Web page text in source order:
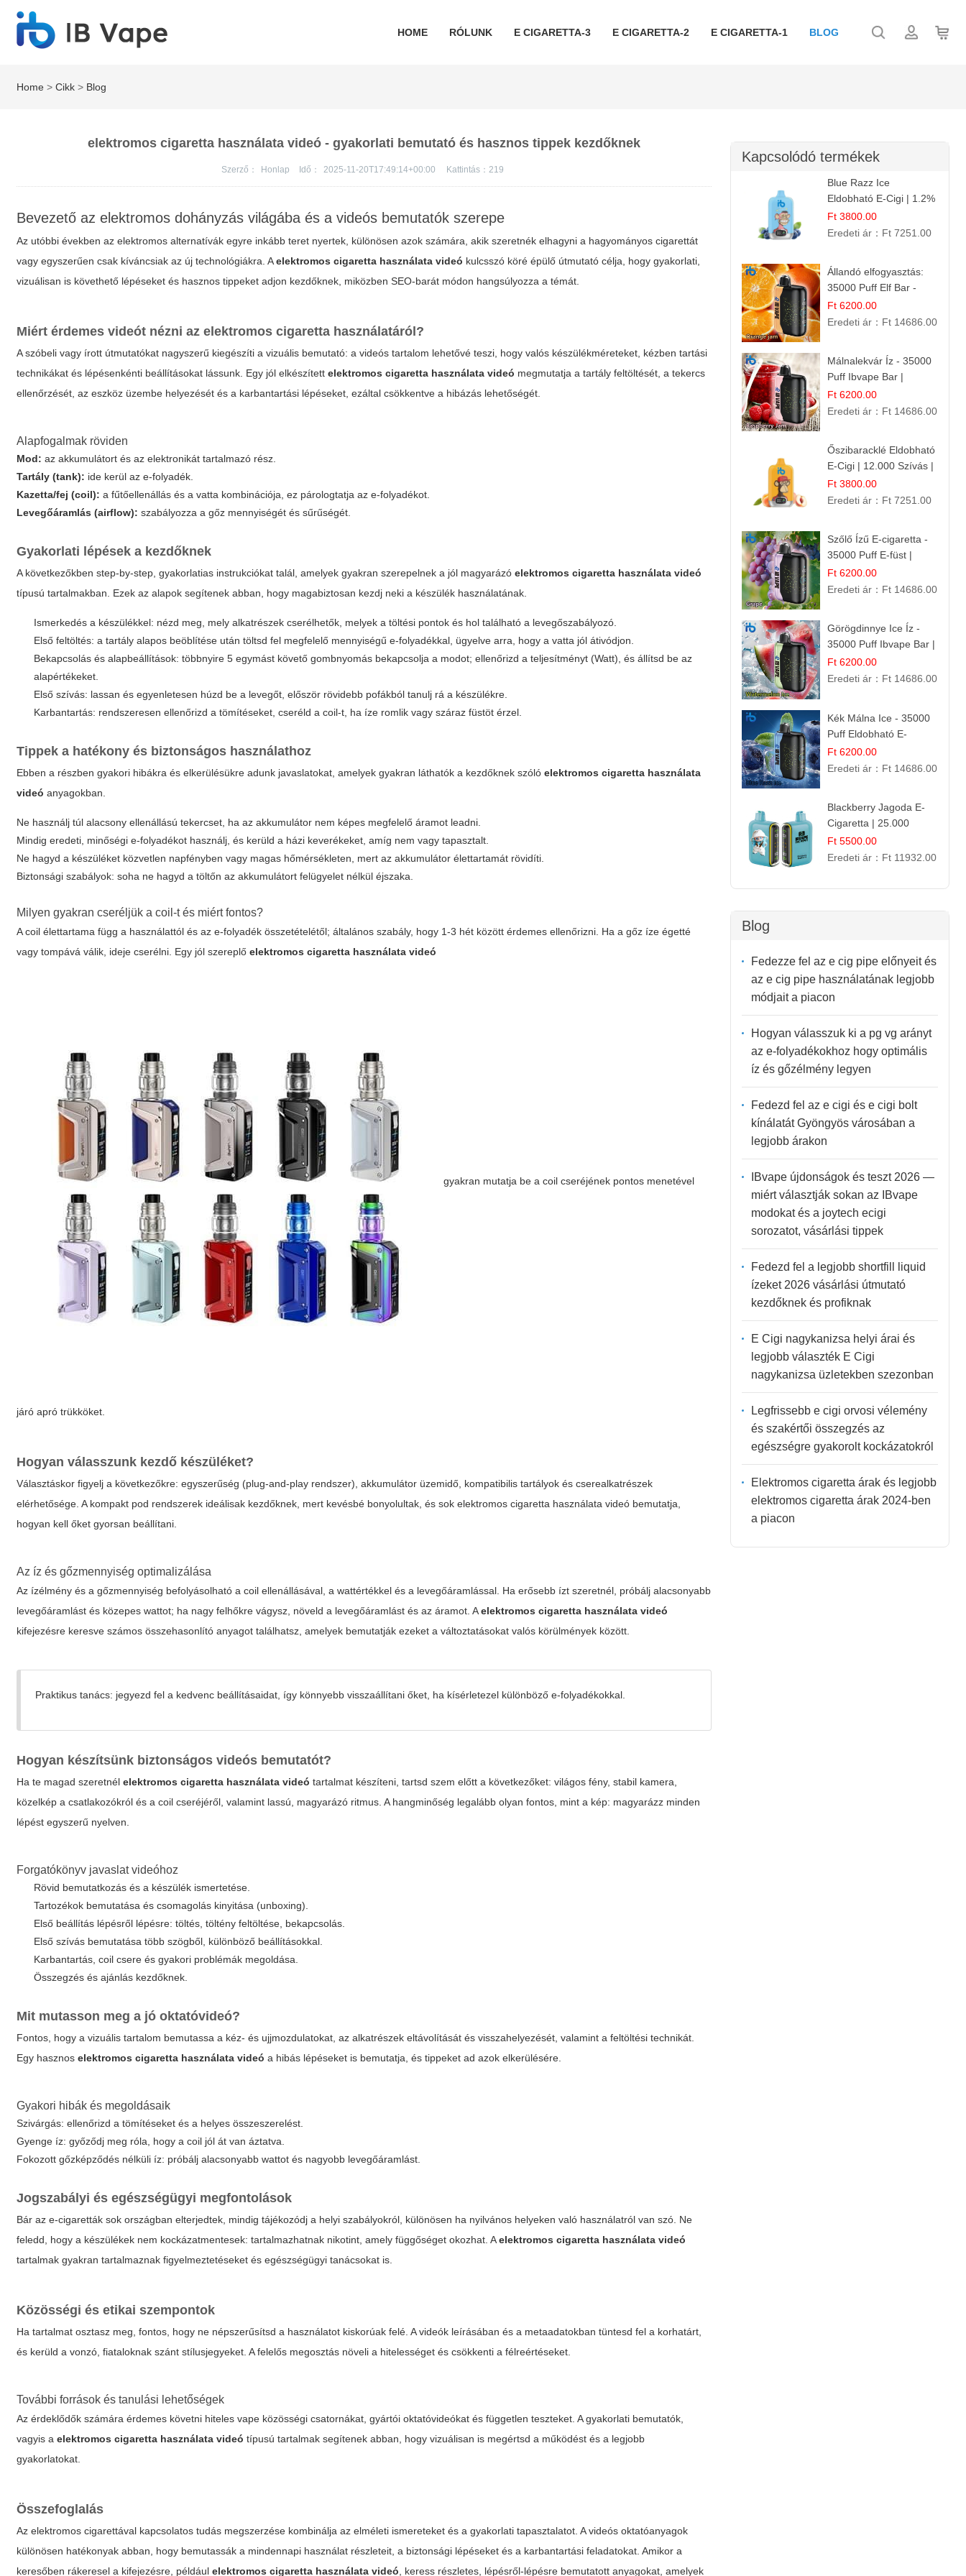
HOME RÓLUNK E CIGARETTA-3 E CIGARETTA-2 E CIGARETTA-1 BLOG
Home >Cikk > Blog
elektromos cigaretta használata videó - gyakorlati bemutató és hasznos tippek kezdőknek
Szerző： Honlap Idő： 2025-11-20T17:49:14+00:00 Kattintás： 219
Bevezető az elektromos dohányzás világába és a videós bemutatók szerepe
Az utóbbi években az elektromos alternatívák egyre inkább teret nyertek, különösen azok számára, akik szeretnék elhagyni a hagyományos cigarettát
vagy egyszerűen csak kíváncsiak az új technológiákra. Aelektromos cigaretta használata videó kulcsszó köré épülő útmutató célja, hogy gyakorlati,
vizuálisan is követhető lépéseket és hasznos tippeket adjon kezdőknek, miközben SEO-barát módon hangsúlyozza a témát.
Miért érdemes videót nézni az elektromos cigaretta használatáról?
A szóbeli vagy írott útmutatókat nagyszerű kiegészíti a vizuális bemutató: avideós tartalom lehetővé teszi, hogy valós készülékméreteket, kézben tartási
technikákat és lépésenkénti beállításokat lássunk. Egy jól elkészítettelektromos cigaretta használata videó megmutatja a tartály feltöltését, a tekercs
ellenőrzését, az eszköz üzembe helyezését és a karbantartási lépéseket, ezáltal csökkentve a hibázás lehetőségét.
Alapfogalmak röviden
Mod: az akkumulátort és az elektronikát tartalmazó rész.
Tartály (tank): ide kerül az e-folyadék.
Kazetta/fej (coil): a fűtőellenállás és a vatta kombinációja, ez párologtatja az e-folyadékot.
Levegőáramlás (airflow): szabályozza a gőz mennyiségét és sűrűségét.
Gyakorlati lépések a kezdőknek
A következőkben step-by-step, gyakorlatias instrukciókat talál, amelyek gyakran szerepelnek a jól magyarázóelektromos cigaretta használata videó
típusú tartalmakban. Ezek az alapok segítenek abban, hogy magabiztosan kezdj neki a készülék használatának.
Ismerkedés a készülékkel: nézd meg, mely alkatrészek cserélhetők, melyek a töltési pontok és hol található a levegőszabályozó.
Első feltöltés: a tartály alapos beöblítése után töltsd fel megfelelő mennyiségű e-folyadékkal, ügyelve arra, hogy a vatta jól átivódjon.
Bekapcsolás és alapbeállítások: többnyire 5 egymást követő gombnyomás bekapcsolja a modot; ellenőrizd a teljesítményt (Watt), és állítsd be az
alapértékeket.
Első szívás: lassan és egyenletesen húzd be a levegőt, először rövidebb pofákból tanulj rá a készülékre.
Karbantartás: rendszeresen ellenőrizd a tömítéseket, cseréld a coil-t, ha íze romlik vagy száraz füstöt érzel.
Tippek a hatékony és biztonságos használathoz
Ebben a részben gyakori hibákra és elkerülésükre adunk javaslatokat, amelyek gyakran láthatók a kezdőknek szólóelektromos cigaretta használata
videó anyagokban.
Ne használj túl alacsony ellenállású tekercset, ha az akkumulátor nem képes megfelelő áramot leadni.
Mindig eredeti, minőségi e-folyadékot használj, és kerüld a házi keverékeket, amíg nem vagy tapasztalt.
Ne hagyd a készüléket közvetlen napfényben vagy magas hőmérsékleten, mert az akkumulátor élettartamát rövidíti.
Biztonsági szabályok: soha ne hagyd a töltőn az akkumulátort felügyelet nélkül éjszaka.
Milyen gyakran cseréljük a coil-t és miért fontos?
A coil élettartama függ a használattól és az e-folyadék összetételétől; általános szabály, hogy 1-3 hét között érdemes ellenőrizni. Ha a gőz íze égetté
vagy tompává válik, ideje cserélni. Egy jól szereplőelektromos cigaretta használata videó
gyakran mutatja be a coil cseréjének pontos menetével
járó apró trükköket.
Hogyan válasszunk kezdő készüléket?
Választáskor figyelj a következőkre: egyszerűség (plug-and-play rendszer), akkumulátor üzemidő, kompatibilis tartályok és cserealkatrészek
elérhetősége. A kompakt pod rendszerek ideálisak kezdőknek, mert kevésbé bonyolultak, és sokelektromos cigaretta használata videó bemutatja,
hogyan kell őket gyorsan beállítani.
Az íz és gőzmennyiség optimalizálása
Az ízélmény és a gőzmennyiség befolyásolható a coil ellenállásával, a wattértékkel és a levegőáramlással. Ha erősebb ízt szeretnél, próbálj alacsonyabb
levegőáramlást és közepes wattot; ha nagy felhőkre vágysz, növeld a levegőáramlást és az áramot. Aelektromos cigaretta használata videó
kifejezésre keresve számos összehasonlító anyagot találhatsz, amelyek bemutatják ezeket a változtatásokat valós körülmények között.
Praktikus tanács: jegyezd fel a kedvenc beállításaidat, így könnyebb visszaállítani őket, ha kísérletezel különböző e-folyadékokkal.
Hogyan készítsünk biztonságos videós bemutatót?
Ha te magad szeretnélelektromos cigaretta használata videó tartalmat készíteni, tartsd szem előtt a következőket: világos fény, stabil kamera,
közelkép a csatlakozókról és a coil cseréjéről, valamint lassú, magyarázó ritmus. A hangminőség legalább olyan fontos, mint a kép: magyarázz minden
lépést egyszerű nyelven.
Forgatókönyv javaslat videóhoz
Rövid bemutatkozás és a készülék ismertetése.
Tartozékok bemutatása és csomagolás kinyitása (unboxing).
Első beállítás lépésről lépésre: töltés, töltény feltöltése, bekapcsolás.
Első szívás bemutatása több szögből, különböző beállításokkal.
Karbantartás, coil csere és gyakori problémák megoldása.
Összegzés és ajánlás kezdőknek.
Mit mutasson meg a jó oktatóvideó?
Fontos, hogy a vizuális tartalom bemutassa a kéz- és ujjmozdulatokat, az alkatrészek eltávolítását és visszahelyezését, valamint a feltöltési technikát.
Egy hasznoselektromos cigaretta használata videó a hibás lépéseket is bemutatja, és tippeket ad azok elkerülésére.
Gyakori hibák és megoldásaik
Szivárgás: ellenőrizd a tömítéseket és a helyes összeszerelést.
Gyenge íz: győződj meg róla, hogy a coil jól át van áztatva.
Fokozott gőzképződés nélküli íz: próbálj alacsonyabb wattot és nagyobb levegőáramlást.
Jogszabályi és egészségügyi megfontolások
Bár az e-cigaretták sok országban elterjedtek, mindig tájékozódj a helyi szabályokról, különösen ha nyilvános helyeken való használatról van szó. Ne
feledd, hogy a készülékek nem kockázatmentesek: tartalmazhatnak nikotint, amely függőséget okozhat. Aelektromos cigaretta használata videó
tartalmak gyakran tartalmaznak figyelmeztetéseket és egészségügyi tanácsokat is.
Közösségi és etikai szempontok
Ha tartalmat osztasz meg, fontos, hogy ne népszerűsítsd a használatot kiskorúak felé. A videók leírásában és a metaadatokban tüntesd fel a korhatárt,
és kerüld a vonzó, fiataloknak szánt stílusjegyeket. A felelős megosztás növeli a hitelességet és csökkenti a félreértéseket.
További források és tanulási lehetőségek
Az érdeklődők számára érdemes követni hiteles vape közösségi csatornákat, gyártói oktatóvideókat és független teszteket. A gyakorlati bemutatók,
vagyis aelektromos cigaretta használata videó típusú tartalmak segítenek abban, hogy vizuálisan is megértsd a működést és a legjobb
gyakorlatokat.
Összefoglalás
Az elektromos cigarettával kapcsolatos tudás megszerzése kombinálja az elméleti ismereteket és a gyakorlati tapasztalatot. A videós oktatóanyagok
különösen hatékonyak abban, hogy bemutassák a mindennapi használat részleteit, a biztonsági lépéseket és a karbantartási feladatokat. Amikor a
keresőben rákeresel a kifejezésre, példáulelektromos cigaretta használata videó , keress részletes, lépésről-lépésre bemutatott anyagokat, amelyek
Kapcsolódó termékek
Blue Razz Ice
Eldobható E-Cigi | 1.2%
Nikotin | Jéghideg
Málna Íz
Ft 3800.00
Eredeti ár： Ft 7251.00
Állandó elfogyasztás:
35000 Puff Elf Bar -
Narancslekvár íz
Ft 6200.00
Eredeti ár： Ft 14686.00
Málnalekvár Íz - 35000
Puff Ibvape Bar |
Gazdag Gyümölcsös
Ízélmény!
Ft 6200.00
Eredeti ár： Ft 14686.00
Őszibaracklé Eldobható
E-Cigi | 12.000 Szívás |
Frissítő Barack Íz
Ft 3800.00
Eredeti ár： Ft 7251.00
Szőlő Ízű E-cigaretta -
35000 Puff E-füst |
Intenzív
Gyümölcsélmény!
Ft 6200.00
Eredeti ár： Ft 14686.00
Görögdinnye Ice Íz -
35000 Puff Ibvape Bar |
Frissítő Mentolos
Élmény!
Ft 6200.00
Eredeti ár： Ft 14686.00
Kék Málna Ice - 35000
Puff Eldobható E-
cigaretta | Élénkítő
Gyümölcsös
Ft 6200.00
Eredeti ár： Ft 14686.00
Blackberry Jagoda E-
Cigaretta | 25.000
Szívás | Ízesített E-
Liquid
Ft 5500.00
Eredeti ár： Ft 11932.00
Blog
Fedezze fel az e cig pipe előnyeit és
az e cig pipe használatának legjobb
módjait a piacon
Hogyan válasszuk ki a pg vg arányt
az e-folyadékokhoz hogy optimális
íz és gőzélmény legyen
Fedezd fel az e cigi és e cigi bolt
kínálatát Gyöngyös városában a
legjobb árakon
IBvape újdonságok és teszt 2026 —
miért választják sokan az IBvape
modokat és a joytech ecigi
sorozatot, vásárlási tippek
Fedezd fel a legjobb shortfill liquid
ízeket 2026 vásárlási útmutató
kezdőknek és profiknak
E Cigi nagykanizsa helyi árai és
legjobb választék E Cigi
nagykanizsa üzletekben szezonban
Legfrissebb e cigi orvosi vélemény
és szakértői összegzés az
egészségre gyakorolt kockázatokról
Elektromos cigaretta árak és legjobb
elektromos cigaretta árak 2024-ben
a piacon